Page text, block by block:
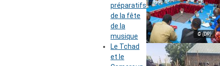
© (DR)
préparatifs
de la fête
de la
musique
Le Tchad
et le